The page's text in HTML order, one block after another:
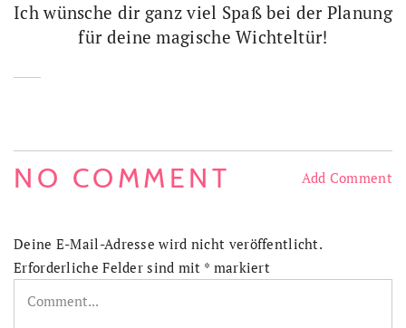
Ich wünsche dir ganz viel Spaß bei der Planung
für deine magische Wichteltür!
NO COMMENT Add Comment
Deine E-Mail-Adresse wird nicht veröffentlicht.
Erforderliche Felder sind mit * markiert